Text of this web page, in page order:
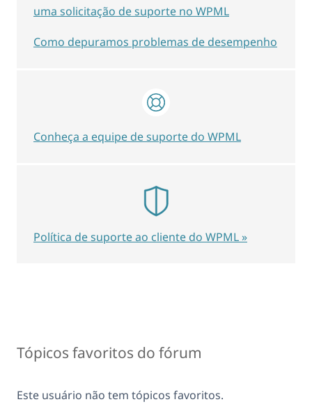
Tópicos favoritos do fórum
Este usuário não tem tópicos favoritos.
uma solicitação de suporte no WPML
Como depuramos problemas de desempenho
Conheça a equipe de suporte do WPML
Política de suporte ao cliente do WPML »